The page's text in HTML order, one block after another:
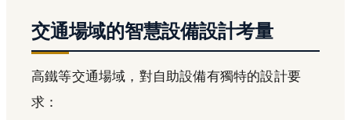
交通場域的智慧設備設計考量
高鐵等交通場域，對自助設備有獨特的設計要
求：